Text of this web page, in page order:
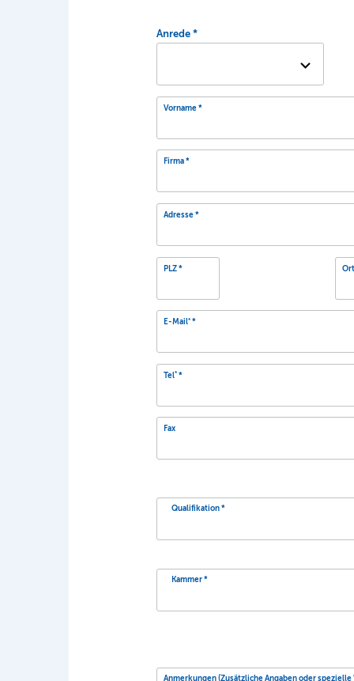
Anrede
Vorname
Firma
Adresse
PLZ Ort
E-Mail*
Tel*
Fax
Qualifikation
Kammer
Anmerkungen (Zusätzliche Angaben oder spezielle